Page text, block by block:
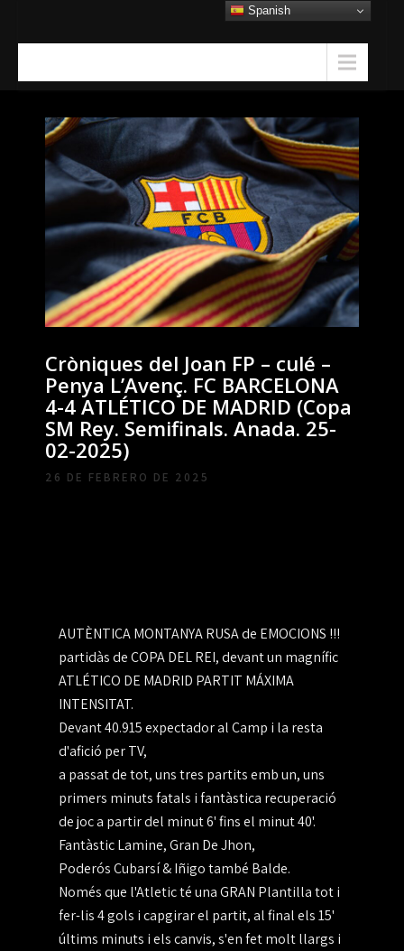
Cròniques del Joan FP – culé –
Penya L’Avenç. FC BARCELONA
4-4 ATLÉTICO DE MADRID (Copa
SM Rey. Semifinals. Anada. 25-
02-2025)
26 DE FEBRERO DE 2025
AUTÈNTICA MONTANYA RUSA de EMOCIONS !!!
partidàs de COPA DEL REI, devant un magnífic
ATLÉTICO DE MADRID PARTIT MÁXIMA
INTENSITAT.
Devant 40.915 expectador al Camp i la resta
d'afició per TV,
a passat de tot, uns tres partits emb un, uns
primers minuts fatals i fantàstica recuperació
de joc a partir del minut 6' fins el minut 40'.
Fantàstic Lamine, Gran De Jhon,
Poderós Cubarsí & Iñigo també Balde.
Només que l'Atletic té una GRAN Plantilla tot i
fer-lis 4 gols i capgirar el partit, al final els 15'
últims minuts i els canvis, s'en fet molt llargs i
Spanish